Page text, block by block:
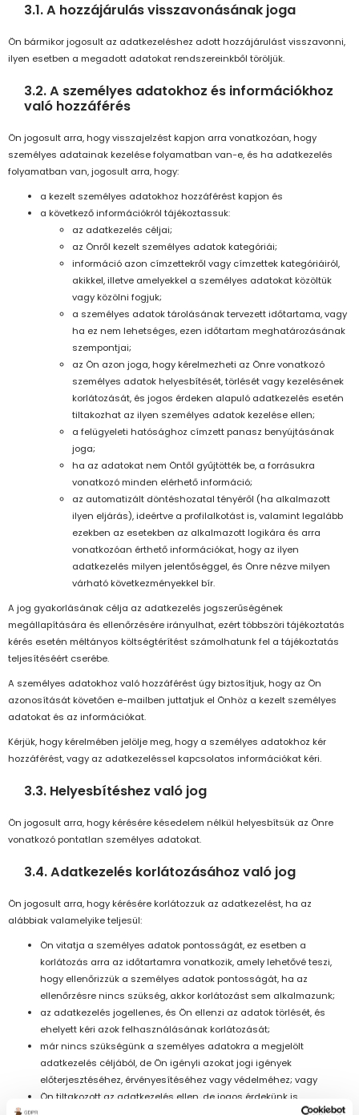
3.1. A hozzájárulás visszavonásának joga
Ön bármikor jogosult az adatkezeléshez adott hozzájárulást visszavonni,
ilyen esetben a megadott adatokat rendszereinkből töröljük.
3.2. A személyes adatokhoz és információkhoz
való hozzáférés
Ön jogosult arra, hogy visszajelzést kapjon arra vonatkozóan, hogy
személyes adatainak kezelése folyamatban van-e, és ha adatkezelés
folyamatban van, jogosult arra, hogy:
a kezelt személyes adatokhoz hozzáférést kapjon és
a következő információkról tájékoztassuk:
az adatkezelés céljai;
az Önről kezelt személyes adatok kategóriái;
információ azon címzettekről vagy címzettek kategóriáiról,
akikkel, illetve amelyekkel a személyes adatokat közöltük
vagy közölni fogjuk;
a személyes adatok tárolásának tervezett időtartama, vagy
ha ez nem lehetséges, ezen időtartam meghatározásának
szempontjai;
az Ön azon joga, hogy kérelmezheti az Önre vonatkozó
személyes adatok helyesbítését, törlését vagy kezelésének
korlátozását, és jogos érdeken alapuló adatkezelés esetén
tiltakozhat az ilyen személyes adatok kezelése ellen;
a felügyeleti hatósághoz címzett panasz benyújtásának
joga;
ha az adatokat nem Öntől gyűjtötték be, a forrásukra
vonatkozó minden elérhető információ;
az automatizált döntéshozatal tényéről (ha alkalmazott
ilyen eljárás), ideértve a profilalkotást is, valamint legalább
ezekben az esetekben az alkalmazott logikára és arra
vonatkozóan érthető információkat, hogy az ilyen
adatkezelés milyen jelentőséggel, és Önre nézve milyen
várható következményekkel bír.
A jog gyakorlásának célja az adatkezelés jogszerűségének
megállapítására és ellenőrzésére irányulhat, ezért többszöri tájékoztatás
kérés esetén méltányos költségtérítést számolhatunk fel a tájékoztatás
teljesítéséért cserébe.
A személyes adatokhoz való hozzáférést úgy biztosítjuk, hogy az Ön
azonosítását követően e-mailben juttatjuk el Önhöz a kezelt személyes
adatokat és az információkat.
Kérjük, hogy kérelmében jelölje meg, hogy a személyes adatokhoz kér
hozzáférést, vagy az adatkezeléssel kapcsolatos információkat kéri.
3.3. Helyesbítéshez való jog
Ön jogosult arra, hogy kérésére késedelem nélkül helyesbítsük az Önre
vonatkozó pontatlan személyes adatokat.
3.4. Adatkezelés korlátozásához való jog
Ön jogosult arra, hogy kérésére korlátozzuk az adatkezelést, ha az
alábbiak valamelyike teljesül:
Ön vitatja a személyes adatok pontosságát, ez esetben a
korlátozás arra az időtartamra vonatkozik, amely lehetővé teszi,
hogy ellenőrizzük a személyes adatok pontosságát, ha az
ellenőrzésre nincs szükség, akkor korlátozást sem alkalmazunk;
az adatkezelés jogellenes, és Ön ellenzi az adatok törlését, és
ehelyett kéri azok felhasználásának korlátozását;
már nincs szükségünk a személyes adatokra a megjelölt
adatkezelés céljából, de Ön igényli azokat jogi igények
előterjesztéséhez, érvényesítéséhez vagy védelméhez; vagy
Ön tiltakozott az adatkezelés ellen, de jogos érdekünk is